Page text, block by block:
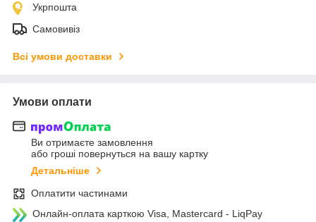
Укрпошта
Самовивіз
Всі умови доставки
Умови оплати
Ви отримаєте замовлення
або гроші повернуться на вашу картку
Детальніше
Оплатити частинами
Онлайн-оплата карткою Visa, Mastercard - LiqPay